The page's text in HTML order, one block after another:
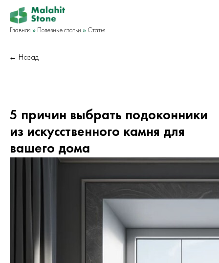
← Назад
Главная » Полезные статьи » Cтатья
5 причин выбрать подоконники
из искусственного камня для
вашего дома